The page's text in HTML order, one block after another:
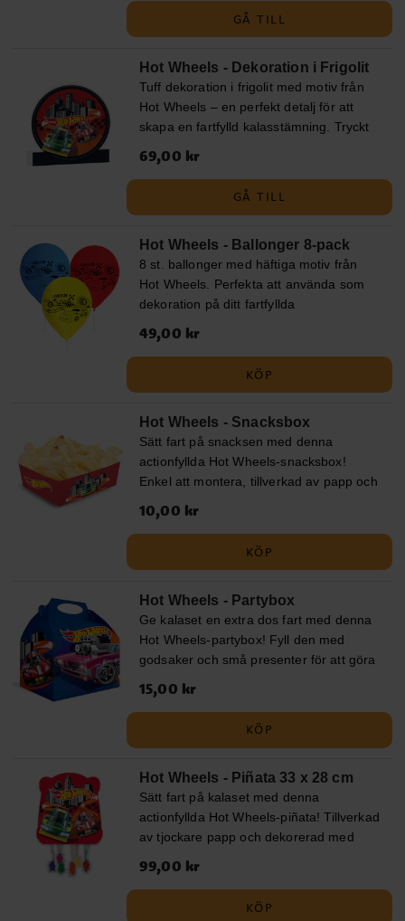
komplett med våra spännande
vanlig luft så behöver du en
ballongpump, alternativt ett sugrör.
GÅ TILL
Hot Wheels - Dekoration i Frigolit
Tuff dekoration i frigolit med motiv från
Hot Wheels – en perfekt detalj för att
skapa en fartfylld kalasstämning. Tryckt
placera på bord eller hylla. Kan lutas mot
en vägg eller annat stöd. Mått: 28,5 x
Pris:69,00 kr
69,00 kr
GÅ TILL
Hot Wheels - Ballonger 8-pack
8 st. ballonger med häftiga motiv från
Hot Wheels. Perfekta att använda som
dekoration på ditt fartfyllda
cm i diameter när de är uppblåsta och
uppblåsning med luft rekommenderar vi
Pris:49,00 kr
49,00 kr
KÖP
Hot Wheels - Snacksbox
Sätt fart på snacksen med denna
actionfyllda Hot Wheels-snacksbox!
Enkel att montera, tillverkad av papp och
med måtten 15 x 11 x 6 cm – perfekt för
snacks på ett racingkalas. Säljs styckvis.
Pris:10,00 kr
10,00 kr
KÖP
Hot Wheels - Partybox
Ge kalaset en extra dos fart med denna
Hot Wheels-partybox! Fyll den med
godsaker och små presenter för att göra
tillverkad av papp och har måtten 20 x
Pris:15,00 kr
15,00 kr
KÖP
Hot Wheels - Piñata 33 x 28 cm
Sätt fart på kalaset med denna
actionfyllda Hot Wheels-piñata! Tillverkad
av tjockare papp och dekorerad med
coola bilmotiv på båda sidor. De
hängande snörena gör det enkelt och
innehållet. Ett prisvänligt val för små
Pris:99,00 kr
99,00 kr
KÖP